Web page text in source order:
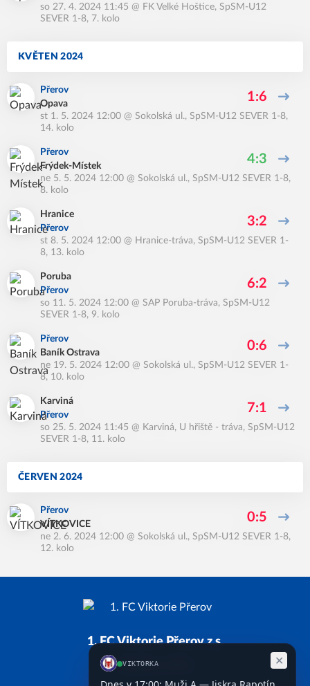
so 27. 4. 2024 11:45 @ FK Velké Hoštice, SpSM-U12
SEVER 1-8, 7. kolo
KVĚTEN 2024
Přerov
Opava
1:6
st 1. 5. 2024 12:00 @ Sokolská ul., SpSM-U12 SEVER 1-8,
14. kolo
Přerov
Frýdek-Místek
4:3
ne 5. 5. 2024 12:00 @ Sokolská ul., SpSM-U12 SEVER 1-8,
8. kolo
Hranice
Přerov
3:2
st 8. 5. 2024 12:00 @ Hranice-tráva, SpSM-U12 SEVER 1-
8, 13. kolo
Poruba
Přerov
6:2
so 11. 5. 2024 12:00 @ SAP Poruba-tráva, SpSM-U12
SEVER 1-8, 9. kolo
Přerov
Baník Ostrava
0:6
ne 19. 5. 2024 12:00 @ Sokolská ul., SpSM-U12 SEVER 1-
8, 10. kolo
Karviná
Přerov
7:1
so 25. 5. 2024 11:45 @ Karviná, U hřiště - tráva, SpSM-U12
SEVER 1-8, 11. kolo
ČERVEN 2024
Přerov
VÍTKOVICE
0:5
ne 2. 6. 2024 12:00 @ Sokolská ul., SpSM-U12 SEVER 1-8,
12. kolo
1. FC Viktorie Přerov z.s.
Založeno 2011